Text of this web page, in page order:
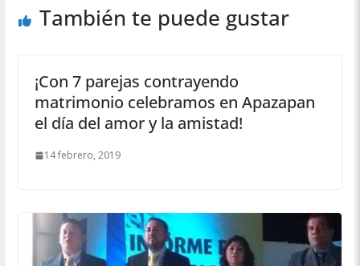
También te puede gustar
¡Con 7 parejas contrayendo
matrimonio celebramos en Apazapan
el día del amor y la amistad!
14 febrero, 2019